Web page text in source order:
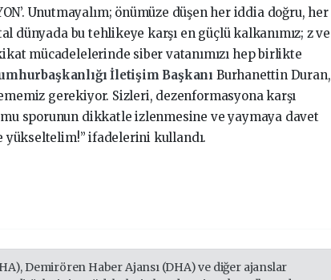
Unutmayalım; önümüze düşen her iddia doğru, her
dünyada bu tehlikeye karşı en güçlü kalkanımız; z ve
mücadelelerinde siber vatanımızı hep birlikte
İletişim Başkanı Burhanettin Duran,
gerekiyor. Sizleri, dezenformasyona karşı
sporunun dikkatle izlenmesine ve yaymaya davet
ifadelerini kullandı.
Demirören Haber Ajansı (DHA) ve diğer ajanslar